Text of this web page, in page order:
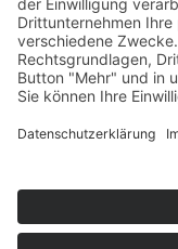
Anmelden
Passwort vergessen?